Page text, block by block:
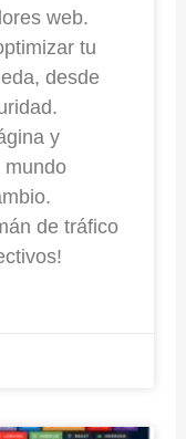
web.
tu
desde
y
mundo
de tráfico